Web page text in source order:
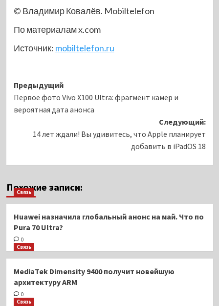
© Владимир Ковалёв. Mobiltelefon
По материалам x.com
Источник: mobiltelefon.ru
Навигация
записи
Предыдущий
Первое фото Vivo X100 Ultra: фрагмент камер и
вероятная дата анонса
Следующий:
14 лет ждали! Вы удивитесь, что Apple планирует
добавить в iPadOS 18
Похожие записи:
Связь
Huawei назначила глобальный анонс на май. Что по
Pura 70 Ultra?
0
Связь
MediaTek Dimensity 9400 получит новейшую
архитектуру ARM
0
Связь